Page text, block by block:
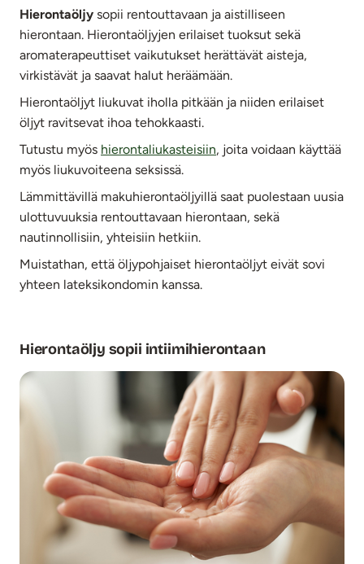
Hierontaöljy sopii rentouttavaan ja aistilliseen
hierontaan. Hierontaöljyjen erilaiset tuoksut sekä
aromaterapeuttiset vaikutukset herättävät aisteja,
virkistävät ja saavat halut heräämään.
Hierontaöljyt liukuvat iholla pitkään ja niiden erilaiset
öljyt ravitsevat ihoa tehokkaasti.
Tutustu myös hierontaliukasteisiin, joita voidaan käyttää
myös liukuvoiteena seksissä.
Lämmittävillä makuhierontaöljyillä saat puolestaan uusia
ulottuvuuksia rentouttavaan hierontaan, sekä
nautinnollisiin, yhteisiin hetkiin.
Muistathan, että öljypohjaiset hierontaöljyt eivät sovi
yhteen lateksikondomin kanssa.
Hierontaöljy sopii intiimihierontaan